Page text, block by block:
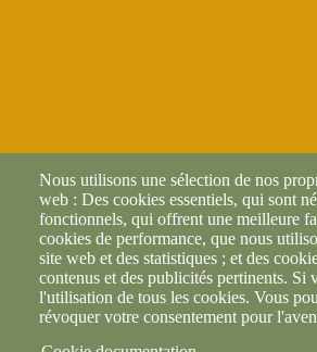
footer6content
Nous utilisons une sélection de nos
web : Des cookies essentiels, qui sont
fonctionnels, qui offrent une meilleure
cookies de performance, que nous
site web et des statistiques ; et des
contenus et des publicités pertinents.
l'utilisation de tous les cookies. Vous
révoquer votre consentement pour